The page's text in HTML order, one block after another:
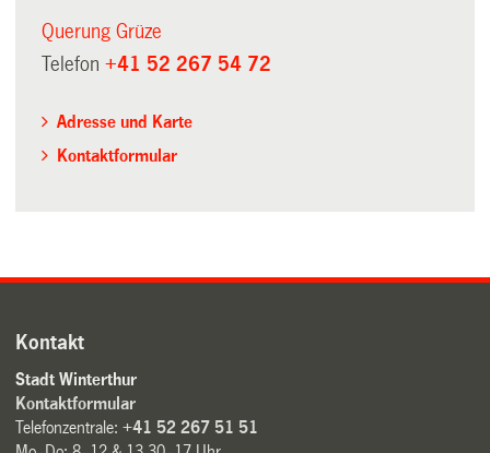
Querung Grüze
Telefon+41 52 267 54 72
Adresse und Karte
Kontaktformular
Kontakt
Stadt Winterthur
Kontaktformular
Telefonzentrale:+41 52 267 51 51